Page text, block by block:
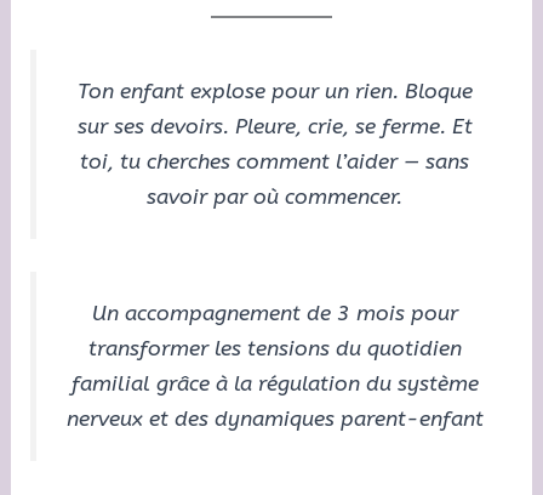
Ton enfant explose pour un rien. Bloque
sur ses devoirs. Pleure, crie, se ferme. Et
toi, tu cherches comment l’aider — sans
savoir par où commencer.
Un accompagnement de 3 mois pour
transformer les tensions du quotidien
familial grâce à la régulation du système
nerveux et des dynamiques parent-enfant